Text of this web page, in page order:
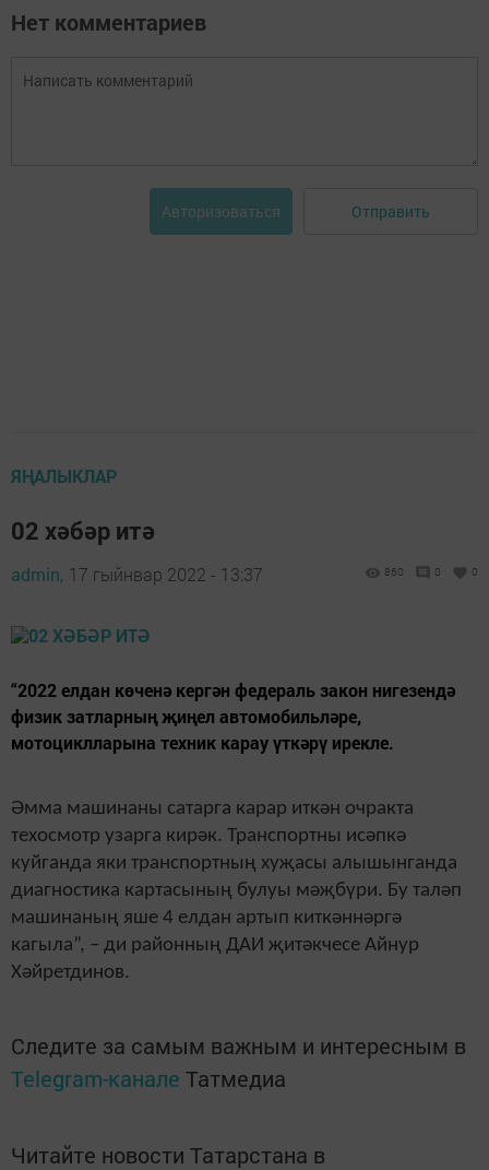
Нет комментариев
Авторизоваться Отправить
ЯҢАЛЫКЛАР
02 хәбәр итә
admin, 17 гыйнвар 2022 - 13:37 860 0 0
“2022 елдан көченә кергән федераль закон нигезендә
физик затларның җиңел автомобильләре,
мотоциклларына техник карау үткәрү ирекле.
Әмма машинаны сатарга карар иткән очракта
техосмотр узарга кирәк. Транспортны исәпкә
куйганда яки транспортның хуҗасы алышынганда
диагностика картасының булуы мәҗбүри. Бу таләп
машинаның яше 4 елдан артып киткәннәргә
кагыла”, – ди районның ДАИ җитәкчесе Айнур
Хәйретдинов.
Следите за самым важным и интересным в
Telegram-канале Татмедиа
Читайте новости Татарстана в